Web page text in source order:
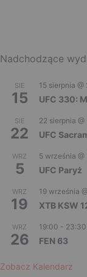
Nadchodzące
SIE
15
15 sierpnia @
UFC 330:
SIE
22
22 sierpnia
UFC
WRZ
5
5 września @
UFC Paryż
WRZ
19
19 września
XTB KSW
WRZ
26
19:00 - 23:30
FEN 63
Zobacz Kalendarz